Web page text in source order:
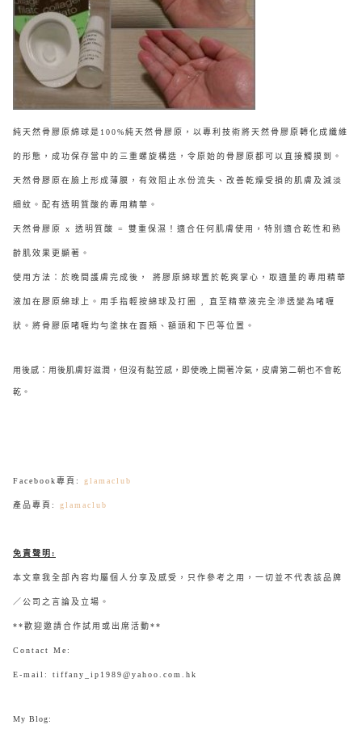
純天然骨膠原綿球是100%純天然骨膠原，以專利技術將天然骨膠原轉化成纖維
的形態，成功保存當中的三重螺旋構造，令原始的骨膠原都可以直接觸摸到。
天然骨膠原在臉上形成薄膜，有效阻止水份流失、改善乾燥受損的肌膚及減淡
細紋。配有透明質酸的專用精華。
天然骨膠原 x 透明質酸 = 雙重保濕！適合任何肌膚使用，特別適合乾性和熟
齡肌效果更顯著。
使用方法：於晚間護膚完成後， 將膠原綿球置於乾爽掌心，取適量的專用精華
液加在膠原綿球上。用手指輕按綿球及打圈 , 直至精華液完全滲透變為啫喱
狀。將骨膠原啫喱均勻塗抹在面頰、額頭和下巴等位置。
用後感：用後肌膚好滋潤，但沒有黏笠感，即使晚上開著冷氣，皮膚第二朝也不會乾
乾。
Facebook專頁: glamaclub
產品專頁: glamaclub
免責聲明 :
本文章我全部內容均屬個人分享及感受，只作參考之用，一切並不代表該品牌
／公司之言論及立場。
**歡迎邀請合作試用或出席活動**
Contact Me:
E-mail: tiffany_ip1989@yahoo.com.hk
My Blog: